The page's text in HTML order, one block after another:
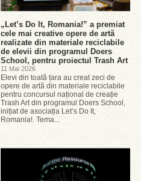
„Let’s Do It, Romania!” a premiat
cele mai creative opere de artă
realizate din materiale reciclabile
de elevii din programul Doers
School, pentru proiectul Trash Art
11 Mai 2026
Elevi din toată țara au creat zeci de
opere de artă din materiale reciclabile
pentru concursul național de creație
Trash Art din programul Doers School,
inițiat de asociația Let’s Do It,
Romania!. Tema...